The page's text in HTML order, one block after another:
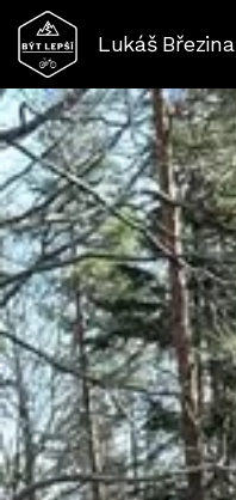
Lukáš Březina